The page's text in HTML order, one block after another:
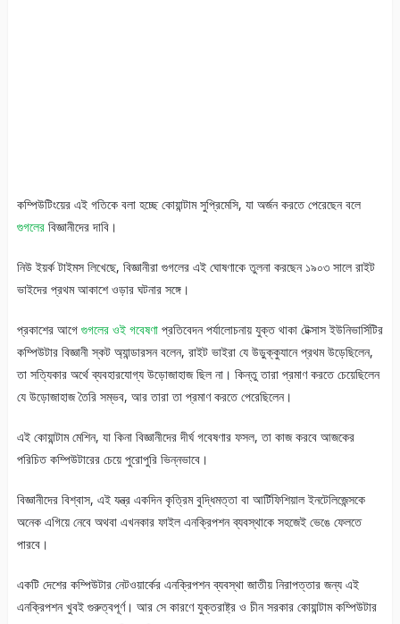
কম্পিউটিংয়ের এই গতিকে বলা হচ্ছে কোয়ান্টাম সুপ্রিমেসি, যা অর্জন করতে পেরেছেন বলে
গুগলেরবিজ্ঞানীদের দাবি।
নিউ ইয়র্ক টাইমস লিখেছে, বিজ্ঞানীরা গুগলের এই ঘোষণাকে তুলনা করছেন ১৯০৩ সালে রাইট
ভাইদের প্রথম আকাশে ওড়ার ঘটনার সঙ্গে।
প্রকাশের আগে গুগলের ওই গবেষণাপ্রতিবেদন পর্যালোচনায় যুক্ত থাকা টেক্সাস ইউনিভার্সিটির
কম্পিউটার বিজ্ঞানী স্কট অ্যান্ডারসন বলেন, রাইট ভাইরা যে উড়ুক্কুযানে প্রথম উড়েছিলেন,
তা সত্যিকার অর্থে ব্যবহারযোগ্য উড়োজাহাজ ছিল না। কিন্তু তারা প্রমাণ করতে চেয়েছিলেন
যে উড়োজাহাজ তৈরি সম্ভব, আর তারা তা প্রমাণ করতে পেরেছিলেন।
এই কোয়ান্টাম মেশিন, যা কিনা বিজ্ঞানীদের দীর্ঘ গবেষণার ফসল, তা কাজ করবে আজকের
পরিচিত কম্পিউটারের চেয়ে পুরোপুরি ভিন্নভাবে।
বিজ্ঞানীদের বিশ্বাস, এই যন্ত্র একদিন কৃত্রিম বুদ্ধিমত্তা বা আর্টিফিশিয়াল ইনটেলিজেন্সকে
অনেক এগিয়ে নেবে অথবা এখনকার ফাইল এনক্রিপশন ব্যবস্থাকে সহজেই ভেঙে ফেলতে
পারবে।
একটি দেশের কম্পিউটার নেটওয়ার্কের এনক্রিপশন ব্যবস্থা জাতীয় নিরাপত্তার জন্য এই
এনক্রিপশন খুবই গুরুত্বপূর্ণ। আর সে কারণে যুক্তরাষ্ট্র ও চীন সরকার কোয়ান্টাম কম্পিউটার